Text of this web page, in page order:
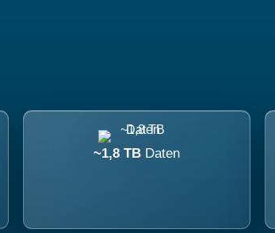
~1,8 TB Daten